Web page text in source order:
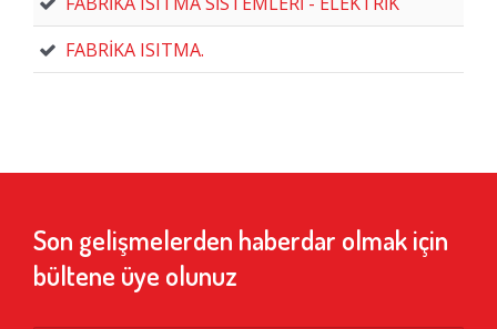
FABRİKA ISITMA.
Son gelişmelerden haberdar olmak için
bültene üye olunuz